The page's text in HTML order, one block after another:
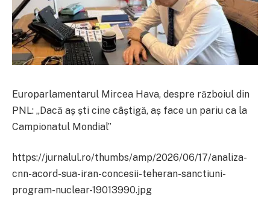
Europarlamentarul Mircea Hava, despre războiul din
PNL: „Dacă aș ști cine câștigă, aș face un pariu ca la
Campionatul Mondial”
https://jurnalul.ro/thumbs/amp/2026/06/17/analiza-
cnn-acord-sua-iran-concesii-teheran-sanctiuni-
program-nuclear-19013990.jpg